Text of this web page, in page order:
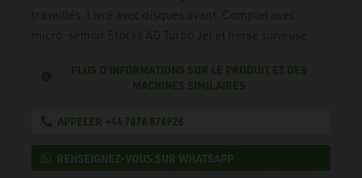
PLUS D'INFORMATIONS SUR LE PRODUIT ET DES
MACHINES SIMILAIRES
APPELER +44 7876 876926
RENSEIGNEZ-VOUS SUR WHATSAPP